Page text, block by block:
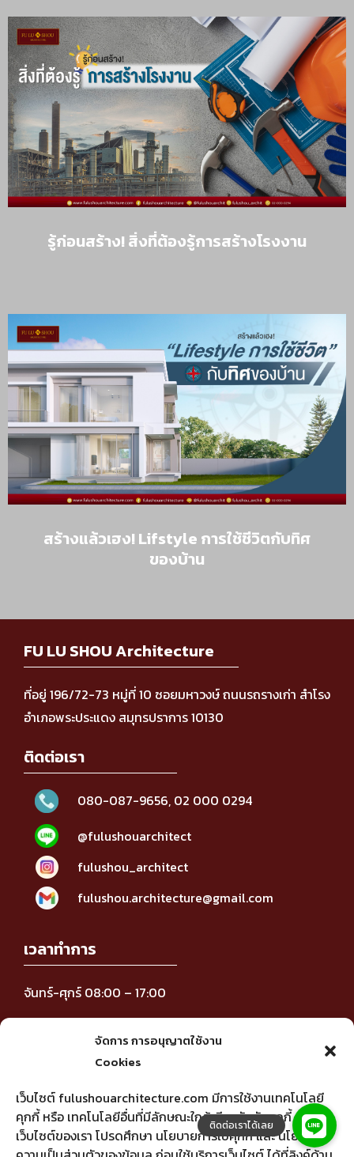
จัดการ การอนุญาตใช้งาน
Cookies
เว็บไซต์ fulushouarchitecture.com มีการใช้งานเทคโนโลยี
คุกกี้ หรือ เทคโนโลยีอื่นที่มีลักษณะใกล้เคียงกันกับคุกกี้ บน
เว็บไซต์ของเรา โปรดศึกษา นโยบายการใช้คุกกี้ และ นโยบาย
รู้ก่อนสร้าง! สิ่งที่ต้องรู้การสร้างโรงงาน
สร้างแล้วเฮง! Lifstyle การใช้ชีวิตกับทิศ
ของบ้าน
FU LU SHOU Architecture
ที่อยู่ 196/72-73 หมู่ที่ 10 ซอยมหาวงษ์ ถนนรถรางเก่า สำโรง
อำเภอพระประแดง สมุทรปราการ 10130
ติดต่อเรา
080-087-9656, 02 000 0294
@fulushouarchitect
fulushou_architect
fulushou.architecture@gmail.com
เวลาทำการ
จันทร์-ศุกร์ 08:00 – 17:00
ติดตามข่าวสาร